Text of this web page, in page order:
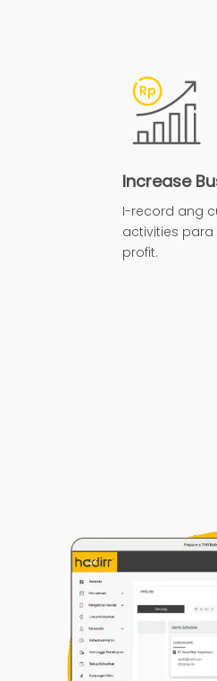
Increase
I-record ang
activities
profit.